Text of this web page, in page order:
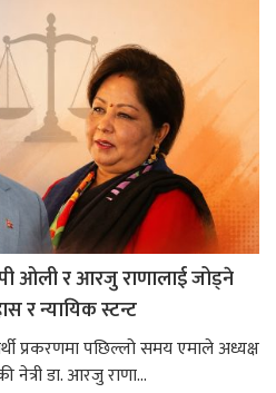
ओली र आरजु राणालाई जोड्ने
र न्यायिक स्टन्ट
प्रकरणमा पछिल्लो समय एमाले अध्यक्ष
नेत्री डा. आरजु राणा...